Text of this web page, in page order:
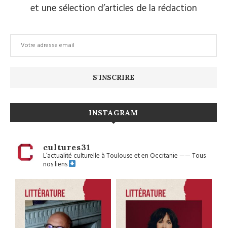
et une sélection d’articles de la rédaction
INSTAGRAM
cultures31
L’actualité culturelle à Toulouse et en Occitanie——Tous
nos liens